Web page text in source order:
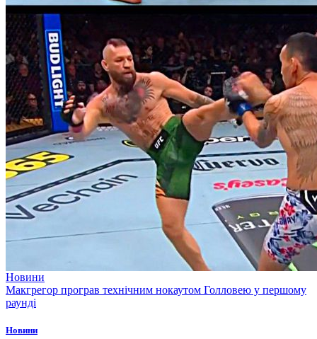
Новини
Макгрегор програв технічним нокаутом Голловею у першому
раунді
Новини